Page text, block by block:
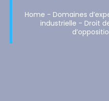
Home - Domaines
industrielle - Droit